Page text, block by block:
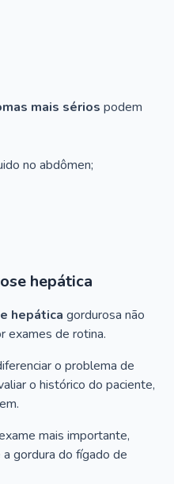
mais sérios podem
no abdômen;
hepática
hepática gordurosa não
exames de rotina.
o problema de
o histórico do paciente,
mais importante,
gordura do fígado de